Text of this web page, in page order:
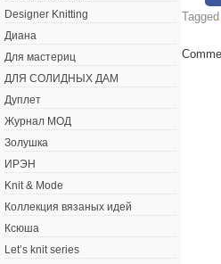
Tagged
Designer Knitting
Диана
Для мастериц
ДЛЯ СОЛИДНЫХ ДАМ
Дуплет
Журнал МОД
Золушка
ИРЭН
Knit & Mode
Коллекция вязаных идей
Ксюша
Let’s knit series